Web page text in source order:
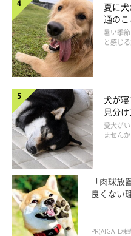
人より老化が早い犬
夏に
通の
は
暑い季
と感じ
犬が
見分
愛犬が
ません
「肉球
良くない
PR(AIGATE株